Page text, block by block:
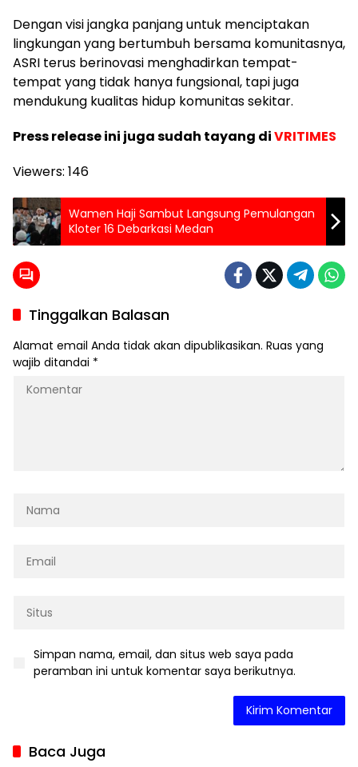
Dengan visi jangka panjang untuk menciptakan
lingkungan yang bertumbuh bersama komunitasnya,
ASRI terus berinovasi menghadirkan tempat-
tempat yang tidak hanya fungsional, tapi juga
mendukung kualitas hidup komunitas sekitar.
Press release ini juga sudah tayang diVRITIMES
Viewers: 146
Wamen Haji Sambut Langsung Pemulangan
Kloter 16 Debarkasi Medan
Tinggalkan Balasan
Alamat email Anda tidak akan dipublikasikan. Ruas yang
wajib ditandai *
Simpan nama, email, dan situs web saya pada
peramban ini untuk komentar saya berikutnya.
Baca Juga